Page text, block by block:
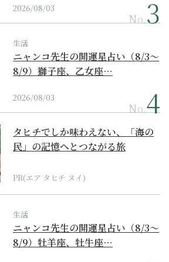
2026/08/03
No.
生活
ニャンコ先生の開運星占い（8/3～
8/9）獅子座、乙女座…
2026/08/03
No.
タヒチでしか味わえない、「海の
民」の記憶へとつながる旅
PR(エア タヒチ ヌイ)
生活
ニャンコ先生の開運星占い（8/3～
8/9）牡羊座、牡牛座…